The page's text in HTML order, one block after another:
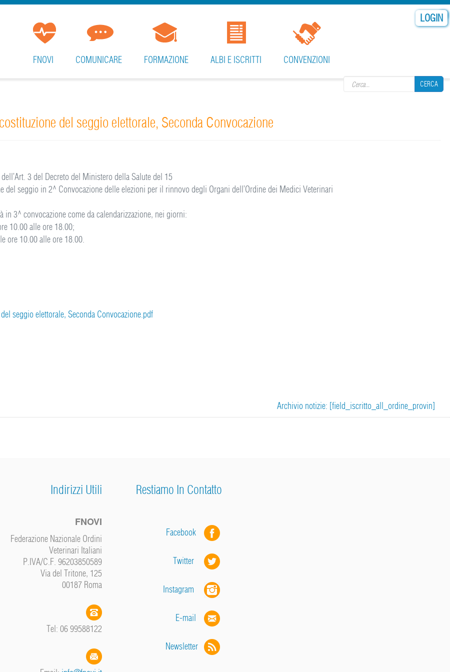
LOGIN
CERCA
CERCA
FNOVI COMUNICARE FORMAZIONE ALBI E ISCRITTI CONVENZIONI
del seggio elettorale, Seconda Convocazione
3 del Decreto del Ministero della Salute del 15
del seggio in 2^ Convocazione delle elezioni per il rinnovo degli Organi dell’Ordine dei Medici Veterinari
in 3^ convocazione come da calendarizzazione, nei giorni:
10.00 alle ore 18.00;
ore 10.00 alle ore 18.00.
seggio elettorale, Seconda Convocazione.pdf
Archivio notizie: [field_iscritto_all_ordine_provin]
Indirizzi Utili
FNOVI
Federazione Nazionale Ordini
Veterinari Italiani
P.IVA/C.F. 96203850589
Via del Tritone, 125
00187 Roma
Tel: 06 99588122
Restiamo In Contatto
Facebook
Twitter
Instagram
E-mail
Newsletter